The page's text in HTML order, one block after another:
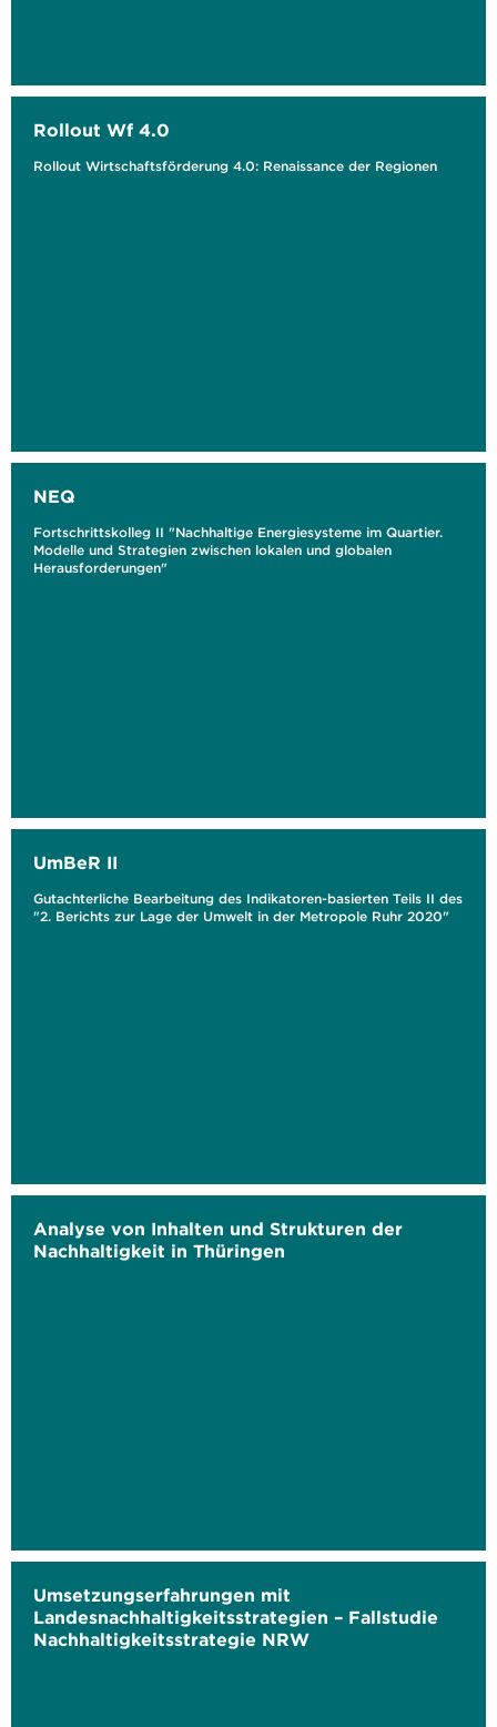
Rollout Wf 4.0
Rollout Wirtschaftsförderung 4.0: Renaissance der Regionen
NEQ
Fortschrittskolleg II "Nachhaltige Energiesysteme im Quartier.
Modelle und Strategien zwischen lokalen und globalen
Herausforderungen"
UmBeR II
Gutachterliche Bearbeitung des Indikatoren-basierten Teils II des
"2. Berichts zur Lage der Umwelt in der Metropole Ruhr 2020"
Analyse von Inhalten und Strukturen der
Nachhaltigkeit in Thüringen
Umsetzungserfahrungen mit
Landesnachhaltigkeitsstrategien – Fallstudie
Nachhaltigkeitsstrategie NRW